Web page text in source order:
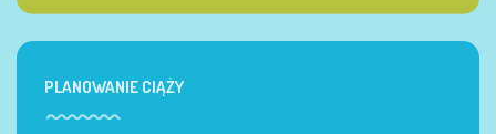
PLANOWANIE CIĄŻY